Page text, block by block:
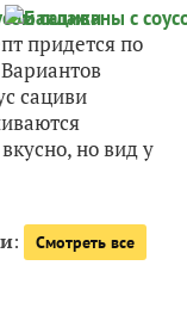
придется по
сациви
но вид у
: Смотреть все